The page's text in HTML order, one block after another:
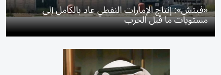
«فيتش»: إنتاج الإمارات النفطي عاد بالكامل إلى
مستويات ما قبل الحرب